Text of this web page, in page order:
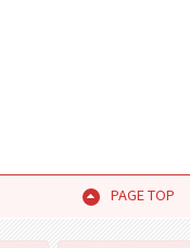
PAGE TOP